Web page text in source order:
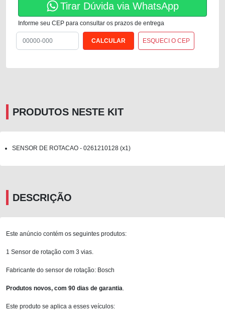
Tirar Dúvida via WhatsApp
Informe seu CEP para consultar os prazos de entrega
ESQUECI O CEP
PRODUTOS NESTE KIT
SENSOR DE ROTACAO - 0261210128 (x1)
DESCRIÇÃO
Este anúncio contém os seguintes produtos:
1 Sensor de rotação com 3 vias.
Fabricante do sensor de rotação: Bosch
Produtos novos, com 90 dias de garantia
Este produto se aplica a esses veículos: